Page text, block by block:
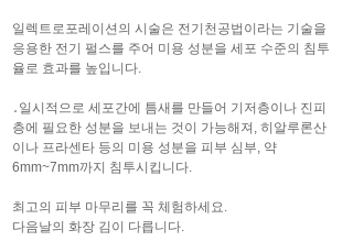
일렉트로포레이션의 시술은 전기천공법이라는 기술을
응용한 전기 펄스를 주어 미용 성분을 세포 수준의 침투
율로 효과를 높입니다.
․일시적으로 세포간에 틈새를 만들어 기저층이나 진피
층에 필요한 성분을 보내는 것이 가능해져, 히알루론산
이나 프라센타 등의 미용 성분을 피부 심부, 약
6mm~7mm까지 침투시킵니다.
최고의 피부 마무리를 꼭 체험하세요.
다음날의 화장 김이 다릅니다.